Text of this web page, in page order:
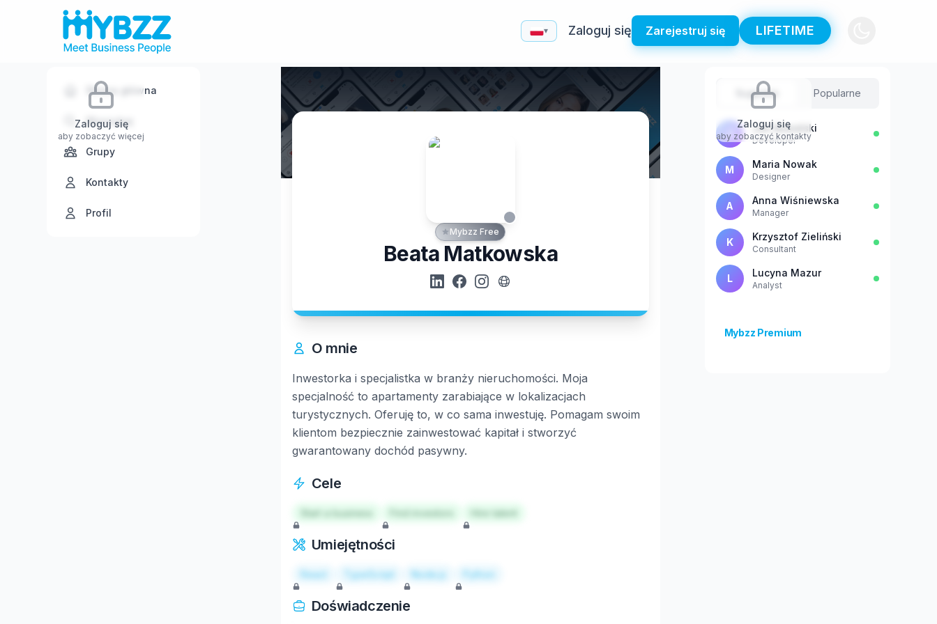
▾ Zaloguj się Zarejestruj się LIFETIME
Zaloguj się
aby zobaczyć więcej
Strona główna
Wyszukaj
Grupy
Kontakty
Profil
Mybzz Free
Beata Matkowska
O mnie
Inwestorka i specjalistka w branży nieruchomości. Moja
specjalność to apartamenty zarabiające w lokalizacjach
turystycznych. Oferuję to, w co sama inwestuję. Pomagam swoim
klientom bezpiecznie zainwestować kapitał i stworzyć
gwarantowany dochód pasywny.
Cele
Start a business Hire talent
Umiejętności
React TypeScript Node.js Python
Doświadczenie
Zaloguj się
aby zobaczyć kontakty
Sugestie Popularne
J Jan Kowalski
Developer
M Maria Nowak
Designer
A Anna Wiśniewska
Manager
K Krzysztof Zieliński
Consultant
L Lucyna Mazur
Analyst
Mybzz Premium